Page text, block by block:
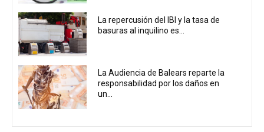
La repercusión del IBI y la tasa de
basuras al inquilino es...
La Audiencia de Balears reparte la
responsabilidad por los daños en
un...